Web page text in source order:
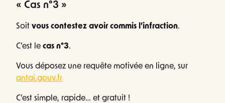
« Cas n°3 »
Soit vous contestez avoir commis l’infraction.
C’est le cas n°3.
Vous déposez une requête motivée en ligne, sur
antai.gouv.fr
C’est simple, rapide… et gratuit !